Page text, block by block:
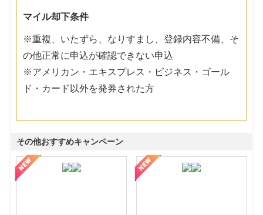
マイル却下条件
※重複、いたずら、なりすまし、登録内容不備、そ
の他正常に申込が確認できない申込
※アメリカン・エキスプレス・ビジネス・ゴール
ド・カード以外を発券された方
その他おすすめキャンペーン